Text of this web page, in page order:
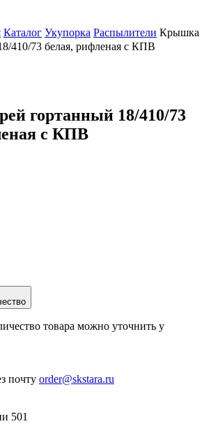
Каталог Укупорка Распылители Крышка
410/73 белая, рифленая с КПВ
гортанный 18/410/73
с КПВ
товара можно уточнить у
почту order@skstara.ru
501